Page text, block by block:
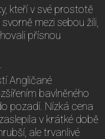
kteří v své prostotě
mezi sebou žili,
přísnou
Angličané
bavlněného
pozadí. Nízká cena
v krátké době
ale trvanlivé